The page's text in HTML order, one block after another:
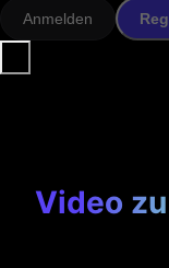
Anmelden
Video